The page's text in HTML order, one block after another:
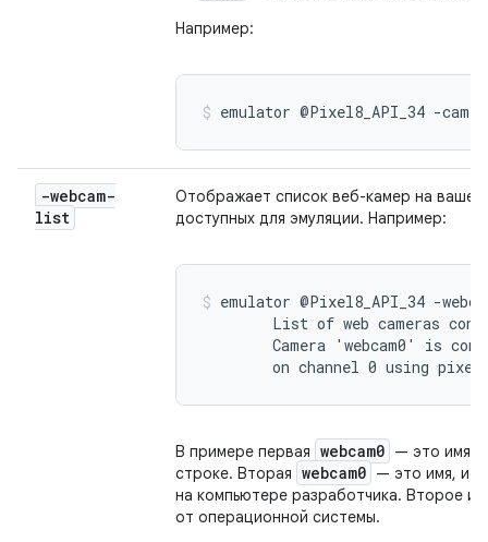
Например:
emulator @Pixel8_API_34 -
-webcam-
list
Отображает список веб-камер на
доступных для эмуляции. Например:
emulator @Pixel8_API_34 -
List of web cameras
Camera 'webcam0' is
on channel 0 using
В примере первая webcam0 — это имя,
строке. Вторая webcam0 — это имя,
на компьютере разработчика. Второе
от операционной системы.